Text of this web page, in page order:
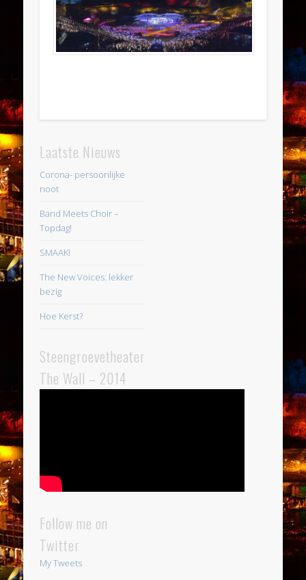
Laatste Nieuws
Corona- persoonlijke
noot
Band Meets Choir –
Topdag!
SMAAK!
The New Voices: lekker
bezig
Hoe Kerst?
Steengroevetheater
The Wall – 2014
Follow me on
Twitter
My Tweets